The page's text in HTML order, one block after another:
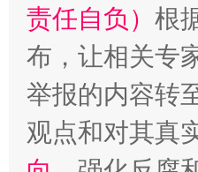
责任自负） 根
布，让相关专
举报的内容转
观点和对其真